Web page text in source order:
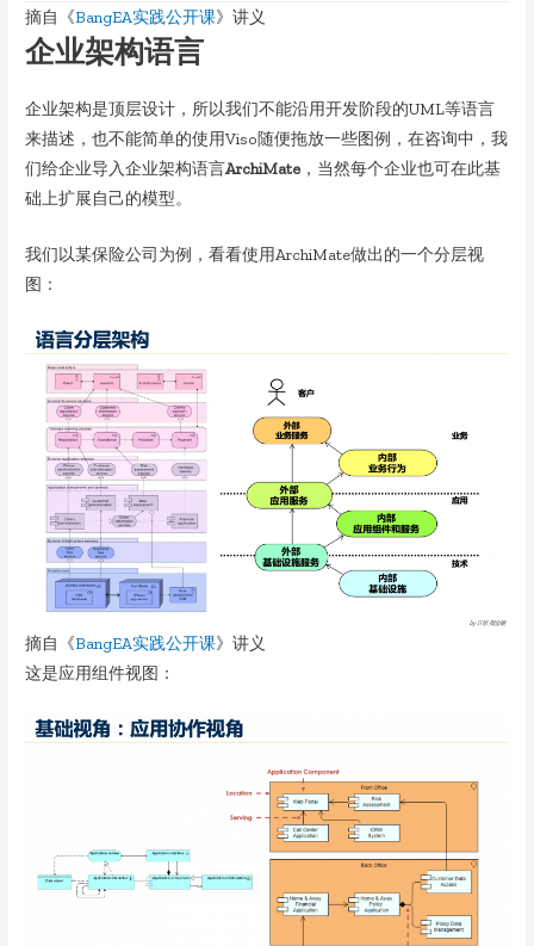
摘自《BangEA实践公开课》讲义
企业架构语言
企业架构是顶层设计，所以我们不能沿用开发阶段的UML等语言
来描述，也不能简单的使用Viso随便拖放一些图例，在咨询中，我
们给企业导入企业架构语言ArchiMate ，当然每个企业也可在此基
础上扩展自己的模型。
我们以某保险公司为例，看看使用ArchiMate做出的一个分层视
图：
摘自《BangEA实践公开课》讲义
这是应用组件视图：